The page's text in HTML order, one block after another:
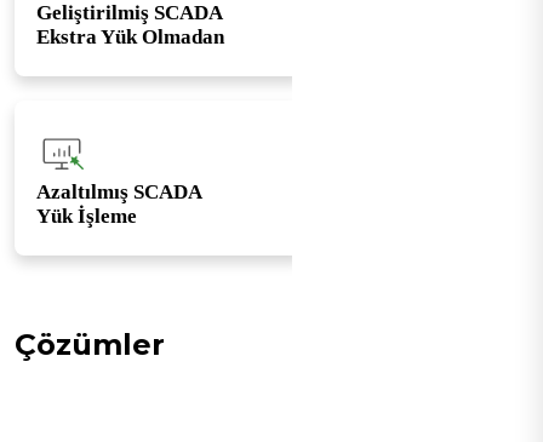
Geliştirilmiş SCADA
Ekstra Yük Olmadan
Azaltılmış SCADA
Yük İşleme
Çözümler